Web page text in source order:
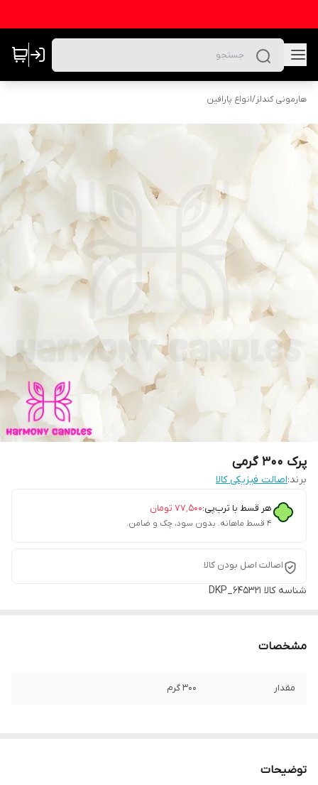
هارمونی کندلز/انواع پارافین
پرک ۳۰۰ گرمی
برند:اصالت فیزیکی کالا
هر قسط با ترب‌پی:۷۷٬۵۰۰ تومان
۴ قسط ماهانه. بدون سود، چک و ضامن.
اصالت اصل بودن کالا
شناسه کالا DKP_645321
مشخصات
مقدار 300 گرم
توضیحات